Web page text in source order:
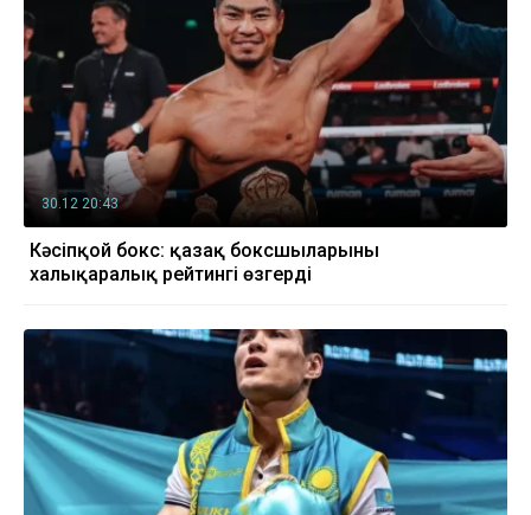
30.12 20:43
Кәсіпқой бокс: қазақ боксшыларының
халықаралық рейтингі өзгерді